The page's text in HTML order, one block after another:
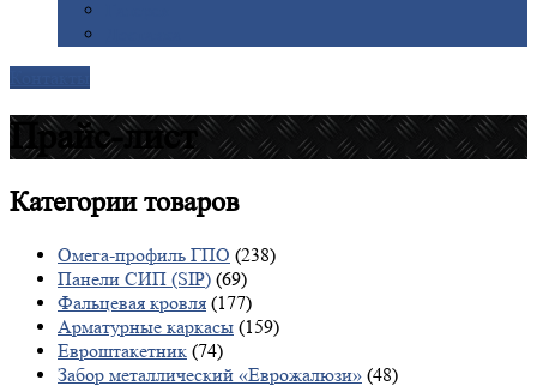
Прайс-лист
Категориитоваров
Омега-профиль ГПО (238)
Панели СИП (SIP) (69)
Фальцевая кровля (177)
Арматурные каркасы (159)
Евроштакетник (74)
Забор металлический «Еврожалюзи» (48)